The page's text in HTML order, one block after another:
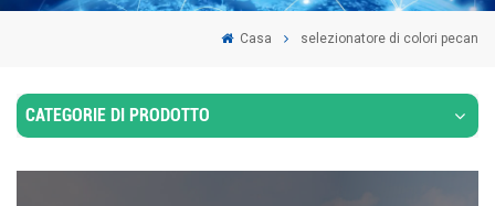
Casa selezionatore di colori pecan
CATEGORIE DI PRODOTTO